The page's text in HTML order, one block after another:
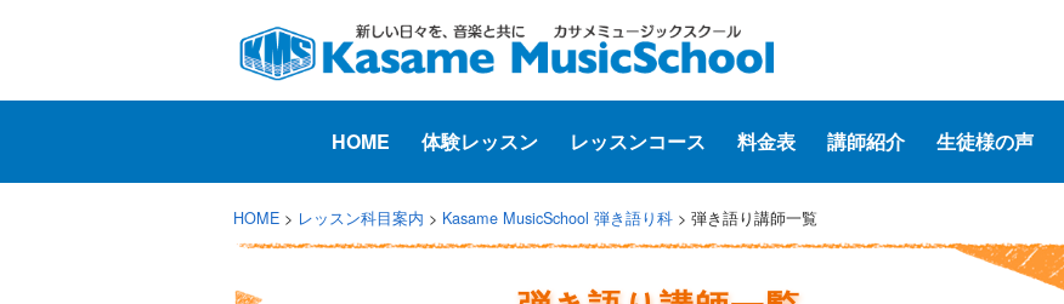
HOME 体験レッスン レッスンコース 料金表 講師紹介 生徒様の声
HOME > レッスン科目案内 > Kasame MusicSchool 弾き語り科 > 弾き語り講師一覧